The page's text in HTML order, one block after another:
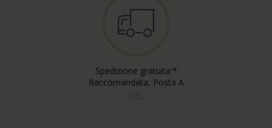
Spedizione gratuita'*
Raccomandata, Posta A